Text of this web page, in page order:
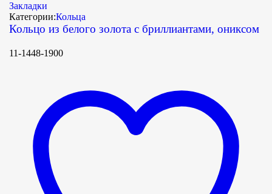
Закладки
Категории:Кольца
Кольцо из белого золота с бриллиантами, ониксом
11-1448-1900